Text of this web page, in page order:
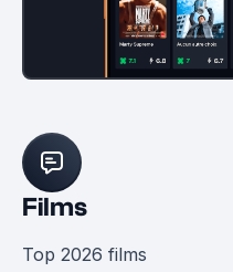
Films
Top 2026 films